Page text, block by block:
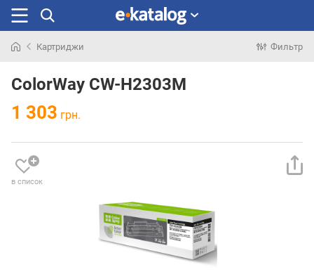
раньше
Картриджи Фильтр
ColorWay CW-H2303M
1 303 грн.
в список